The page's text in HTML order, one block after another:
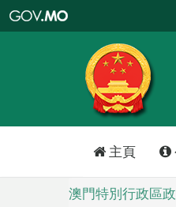
特
政
區
政
口
主頁
澳門特別行政區